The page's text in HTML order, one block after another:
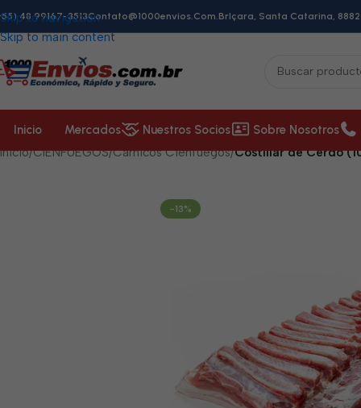
Skip to navigation
Skip to main content
48 99167-3513Contato@1000envios.com.brIçara, Santa Catarina,
Inicio Mercados Nuestros Socios Sobre Nosotros
Inicio/CIENFUEGOS/Cárnicos Cienfuegos/Costillar de Cerdo
-13%